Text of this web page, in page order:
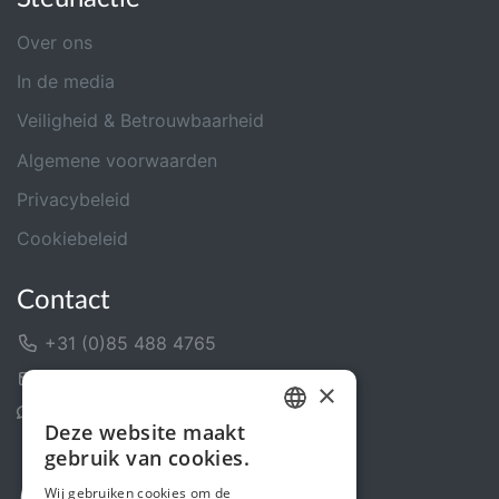
Over ons
In de media
Veiligheid & Betrouwbaarheid
Algemene voorwaarden
Privacybeleid
Cookiebeleid
Contact
+31 (0)85 488 4765
×
Deze website maakt
gebruik van cookies.
Wij gebruiken cookies om de